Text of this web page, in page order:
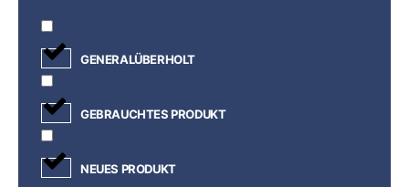
GENERALÜBERHOLT
GEBRAUCHTES PRODUKT
NEUES PRODUKT